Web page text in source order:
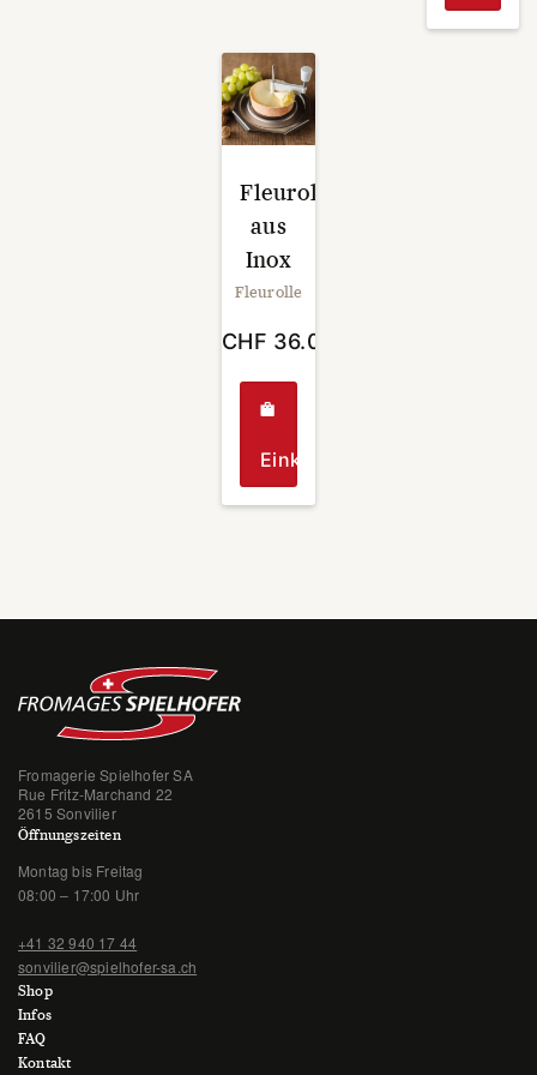
Fleurolle
aus
Inox
Fleurolle
CHF 36.00
Einkaufen
Fromagerie Spielhofer SA
Rue Fritz-Marchand 22
2615 Sonvilier
Öffnungszeiten
Montag bis Freitag
08:00 – 17:00 Uhr
+41 32 940 17 44
sonvilier@spielhofer-sa.ch
Shop
Infos
FAQ
Kontakt